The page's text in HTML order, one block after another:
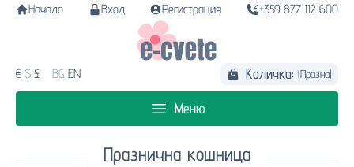
Начало Вход Регистрация +359 877 112 600
€ $ £ BG EN Количка: (Празна)
Меню
Празнична кошница